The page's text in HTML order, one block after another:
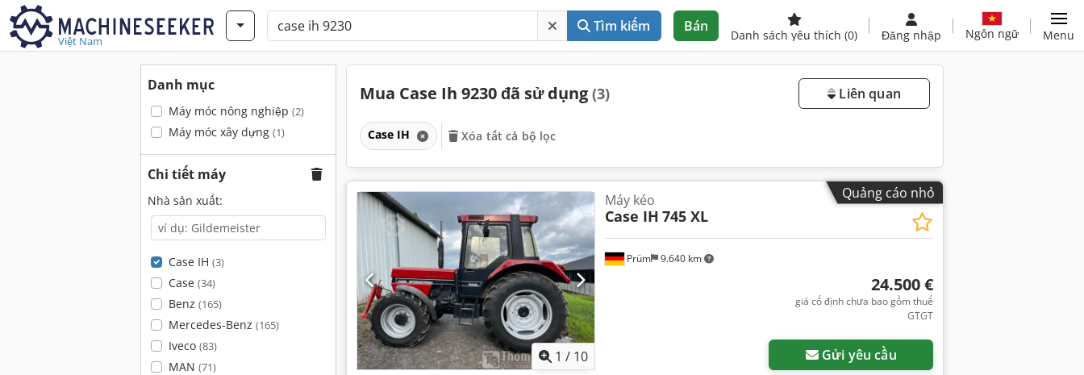
Việt Nam
Tìm kiếm Bán
Danh sách yêu thích (0) Đăng nhập Ngôn ngữ Menu
Danh mục
Máy móc nông nghiệp (2)
Máy móc xây dựng (1)
Chi tiết máy
Nhà sản xuất:
Case IH (3)
Case (34)
Benz (165)
Mercedes-Benz (165)
Iveco (83)
MAN (71)
Mua Case Ih 9230 đã sử dụng (3) Liên quan
Case IH Xóa tất cả bộ lọc
Quảng cáo nhỏ
1 / 10
Prüm 9.640 km
Máy kéo
Case IH 745 XL
24.500 €
giá cố định chưa bao gồm thuế
GTGT
Gửi yêu cầu